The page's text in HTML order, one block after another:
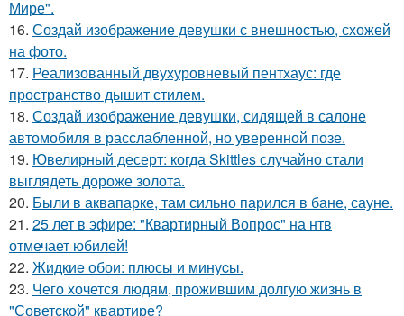
Мире".
16. Создай изображение девушки с внешностью, схожей
на фото.
17. Реализованный двухуровневый пентхаус: где
пространство дышит стилем.
18. Создай изображение девушки, сидящей в салоне
автомобиля в расслабленной, но уверенной позе.
19. Ювелирный десерт: когда Skittles случайно стали
выглядеть дороже золота.
20. Были в аквапарке, там сильно парился в бане, сауне.
21. 25 лет в эфире: "Квартирный Вопрос" на нтв
отмечает юбилей!
22. Жидкиe обои: плюсы и минуcы.
23. Чего хочется людям, прожившим долгую жизнь в
"Советской" квартире?